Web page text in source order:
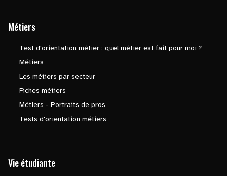
Métiers
Test d'orientation métier : quel métier est fait pour moi ?
Métiers
Les métiers par secteur
Fiches métiers
Métiers - Portraits de pros
Tests d'orientation métiers
Vie étudiante